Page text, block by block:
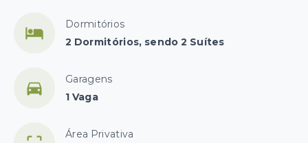
Dormitórios
2 Dormitórios, sendo 2 Suítes
Garagens
1 Vaga
Área Privativa